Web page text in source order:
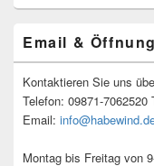
Email &
Kontaktieren Sie uns
Telefon: 09871-7062520
Email:
Montag bis Freitag von